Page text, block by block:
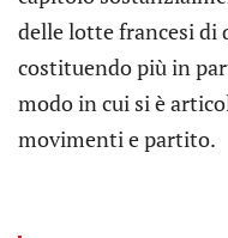
delle lotte francesi di
costituendo più in
modo in cui si è
movimenti e partito.